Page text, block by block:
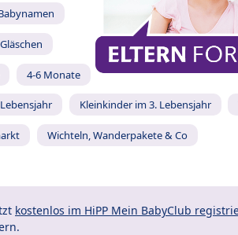
4-6 Monate
Kleinkinder im 3. Lebensjahr
Wichteln, Wanderpakete & Co
kostenlos im HiPP Mein BabyClub